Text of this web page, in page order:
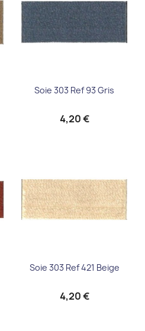
Soie 303 Ref 93 Gris
4,20 €
Soie 303 Ref 421 Beige
4,20 €